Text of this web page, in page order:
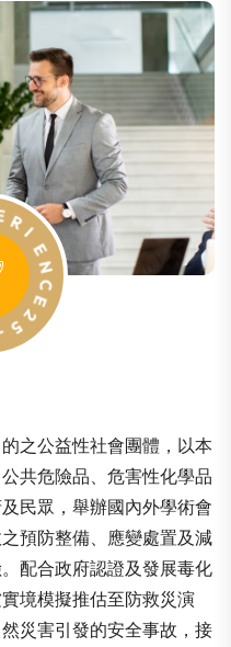
ERI
E
N
C
E
2
之公益性社會團體，以本
共危險品、危害性化學品
民眾，舉辦國內外學術會
預防整備、應變處置及減
配合政府認證及發展毒化
境模擬推估至防救災演
災害引發的安全事故，接